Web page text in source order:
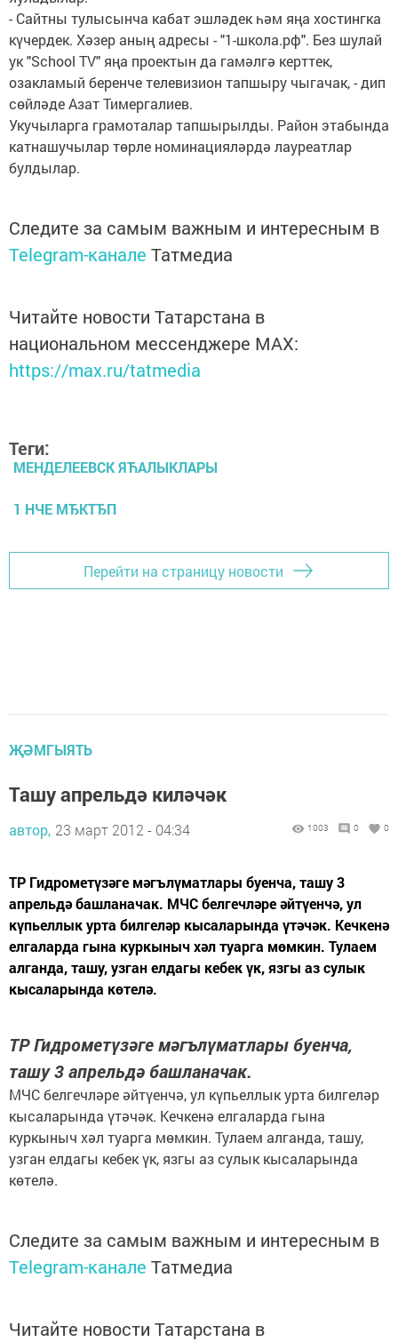
- Сайтны тулысынча кабат эшләдек һәм яңа хостингка
күчердек. Хәзер аның адресы - "1-школа.рф". Без шулай
ук "School TV" яңа проектын да гамәлгә керттек,
озакламый беренче телевизион тапшыру чыгачак, - дип
сөйләде Азат Тимергалиев.
Укучыларга грамоталар тапшырылды. Район этабында
катнашучылар төрле номинацияләрдә лауреатлар
булдылар.
Следите за самым важным и интересным в
Telegram-канале Татмедиа
Читайте новости Татарстана в
национальном мессенджере MАХ:
https://max.ru/tatmedia
Теги:
МЕНДЕЛЕЕВСК ЯЋАЛЫКЛАРЫ
1 НЧЕ МЂКТЂП
Перейти на страницу новости
ҖӘМГЫЯТЬ
Ташу апрельдә киләчәк
автор, 23 март 2012 - 04:34 1003 0 0
ТР Гидрометүзәге мәгълүматлары буенча, ташу 3
апрельдә башланачак. МЧС белгечләре әйтүенчә, ул
күпьеллык урта билгеләр кысаларында үтәчәк. Кечкенә
елгаларда гына куркыныч хәл туарга мөмкин. Тулаем
алганда, ташу, узган елдагы кебек үк, язгы аз сулык
кысаларында көтелә.
ТР Гидрометүзәге мәгълүматлары буенча,
ташу 3 апрельдә башланачак.
МЧС белгечләре әйтүенчә, ул күпьеллык урта билгеләр
кысаларында үтәчәк. Кечкенә елгаларда гына
куркыныч хәл туарга мөмкин. Тулаем алганда, ташу,
узган елдагы кебек үк, язгы аз сулык кысаларында
көтелә.
Следите за самым важным и интересным в
Telegram-канале Татмедиа
Читайте новости Татарстана в